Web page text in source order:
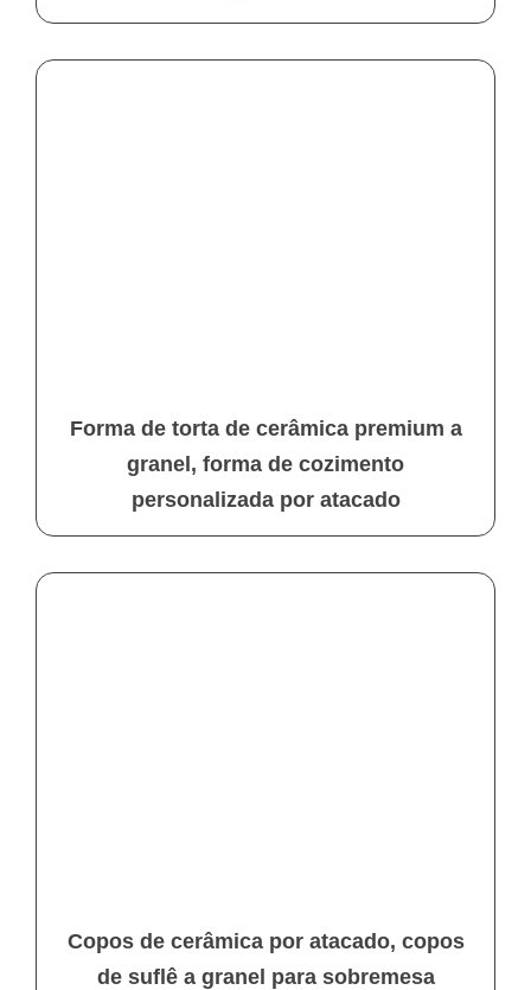
Forma de torta de cerâmica premium a
granel, forma de cozimento
personalizada por atacado
Copos de cerâmica por atacado, copos
de suflê a granel para sobremesa